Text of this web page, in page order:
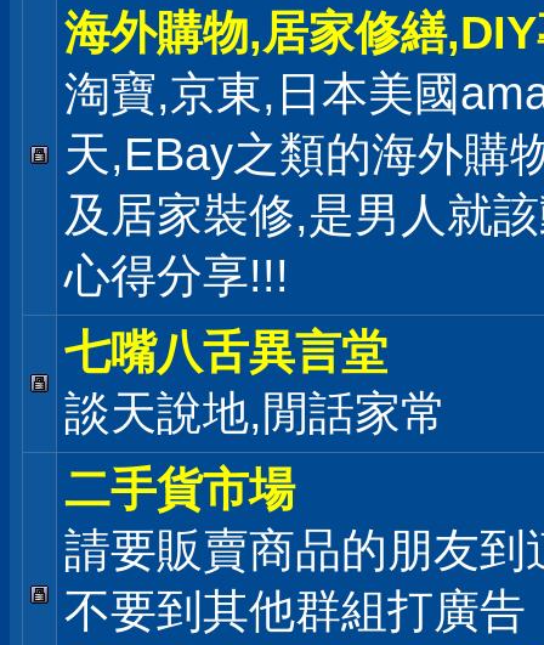
海外購物,居家修繕
淘寶,京東,日本美國
天,EBay之類的海外購
及居家裝修,是男人就
心得分享!!!
七嘴八舌異言堂
談天說地,閒話家常
二手貨市場
請要販賣商品的朋友到
不要到其他群組打廣告